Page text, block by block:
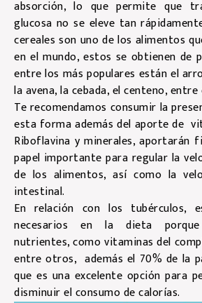
absorción, lo que permite que
glucosa no se eleve tan
cereales son uno de los alimentos
en el mundo, estos se obtienen de
entre los más populares están el
la avena, la cebada, el centeno,
Te recomendamos consumir la
esta forma además del aporte de
Riboflavina y minerales, aportarán
papel importante para regular la
de los alimentos, así como la
intestinal.
En relación con los tubérculos,
necesarios en la dieta
nutrientes, como vitaminas del
entre otros, además el 70% de la
que es una excelente opción para
disminuir el consumo de calorías.